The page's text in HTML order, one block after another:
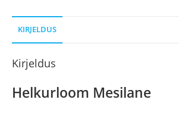
KIRJELDUS
Kirjeldus
Helkurloom Mesilane